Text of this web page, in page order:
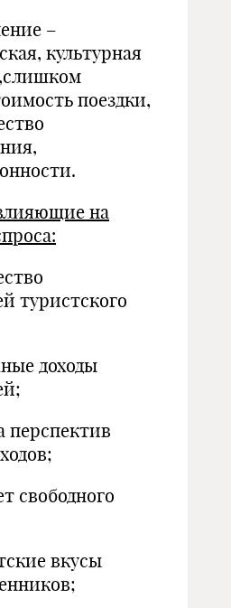
–
культурная
поездки,
на
туристского
доходы
вкусы